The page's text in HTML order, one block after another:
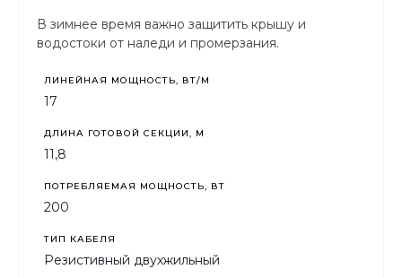
В зимнее время важно защитить крышу и
водостоки от наледи и промерзания.
ЛИНЕЙНАЯ МОЩНОСТЬ, ВТ/М
17
ДЛИНА ГОТОВОЙ СЕКЦИИ, М
11,8
ПОТРЕБЛЯЕМАЯ МОЩНОСТЬ, ВТ
200
ТИП КАБЕЛЯ
Резистивный двухжильный